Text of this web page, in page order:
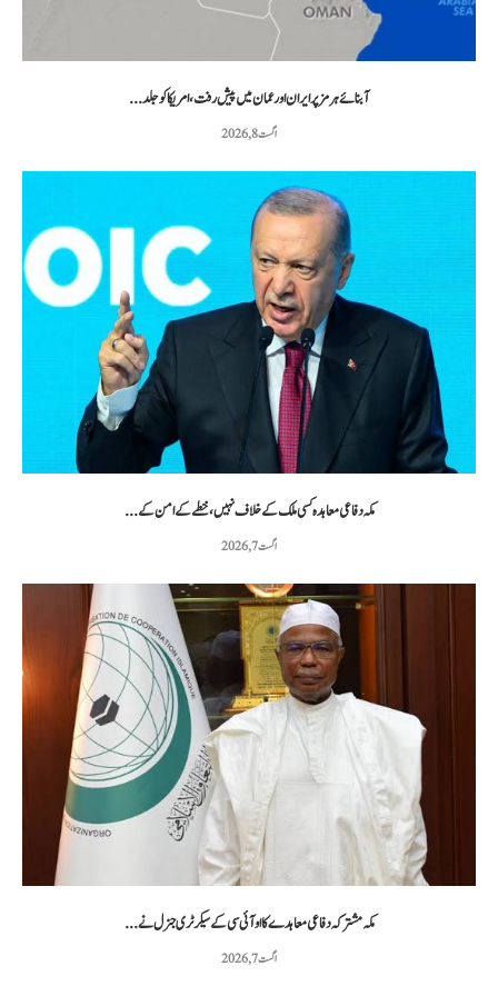
آبنائے ہرمز پر ایران اور عمان میں پیش رفت، امریکا کو جلد...
اگست 8, 2026
مکہ دفاعی معاہدہ کسی ملک کے خلاف نہیں، خطے کے امن کے...
اگست 7, 2026
مکہ مشترکہ دفاعی معاہدے کا او آئی سی کے سیکرٹری جنرل نے...
اگست 7, 2026